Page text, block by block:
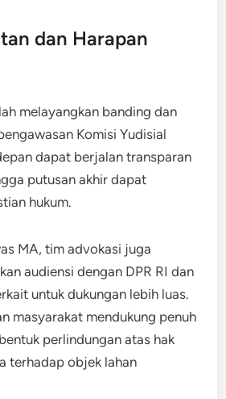
dan Harapan
melayangkan banding dan
Komisi Yudisial
dapat berjalan transparan
putusan akhir dapat
hukum.
MA, tim advokasi juga
audiensi dengan DPR RI dan
untuk dukungan lebih luas.
masyarakat mendukung penuh
perlindungan atas hak
terhadap objek lahan